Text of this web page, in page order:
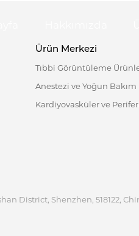
Ürün Merkezi
Tıbbi Görüntüleme
Anestezi ve Yoğun Bakım
Kardiyovasküler ve
District, Shenzhen, 518122,